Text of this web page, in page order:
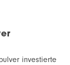
investierte